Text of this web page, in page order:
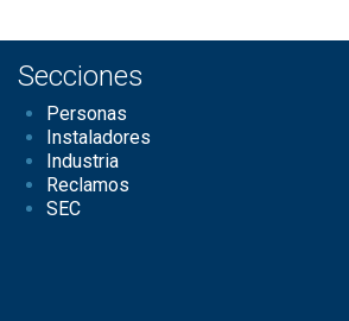
Secciones
Personas
Instaladores
Industria
Reclamos
SEC